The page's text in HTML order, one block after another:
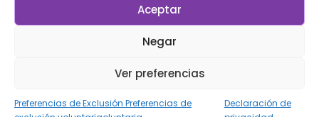
Aceptar
Negar
Ver preferencias
Preferencias de Exclusión Preferencias de
Declaración de
Política de Privacidad.
Diseñado por Doris.Net.Br